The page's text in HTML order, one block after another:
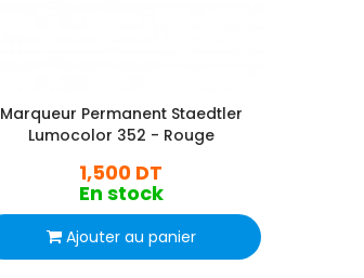
Marqueur Permanent Staedtler
Lumocolor 352 - Rouge
1,500 DT
En stock
Ajouter au panier